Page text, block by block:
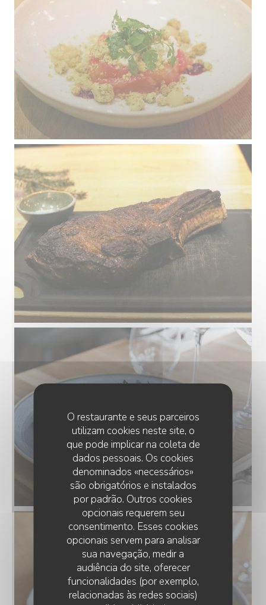
O restaurante e seus parceiros
utilizam cookies neste site, o
que pode implicar na coleta de
dados pessoais. Os cookies
denominados «necessários»
são obrigatórios e instalados
por padrão. Outros cookies
opcionais requerem seu
consentimento. Esses cookies
opcionais servem para analisar
sua navegação, medir a
audiência do site, oferecer
funcionalidades (por exemplo,
relacionadas às redes sociais)